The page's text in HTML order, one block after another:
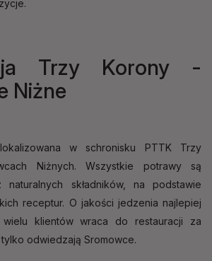
Trzy Korony -
Niżne
w schronisku PTTK Trzy
Niżnych. Wszystkie potrawy są
naturalnych składników, na podstawie
receptur. O jakości jedzenia najlepiej
klientów wraca do restauracji za
odwiedzają Sromowce.